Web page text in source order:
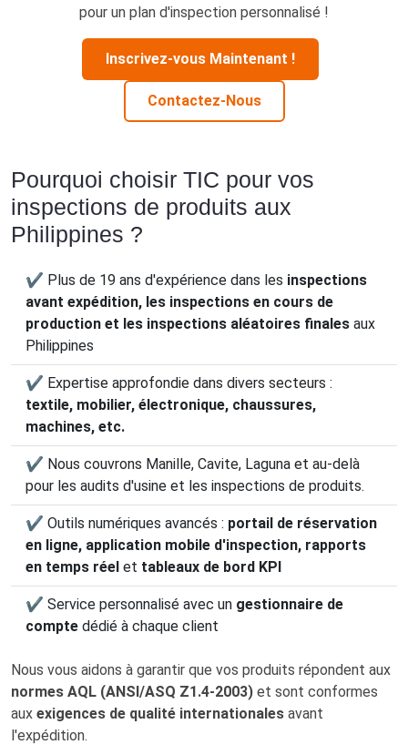
pour un plan d'inspection personnalisé !
Inscrivez-vous Maintenant !
Contactez-Nous
Pourquoi choisir TIC pour vos
inspections de produits aux
Philippines ?
✔ Plus de 19 ans d'expérience dans les inspections
avant expédition, les inspections en cours de
production et les inspections aléatoires finales aux
Philippines
✔ Expertise approfondie dans divers secteurs :
textile, mobilier, électronique, chaussures,
machines, etc.
✔ Nous couvrons Manille, Cavite, Laguna et au-delà
pour les audits d'usine et les inspections de produits.
✔ Outils numériques avancés : portail de réservation
en ligne, application mobile d'inspection, rapports
en temps réel et tableaux de bord KPI
✔ Service personnalisé avec un gestionnaire de
compte dédié à chaque client
Nous vous aidons à garantir que vos produits répondent aux
normes AQL (ANSI/ASQ Z1.4-2003) et sont conformes
aux exigences de qualité internationales avant
l'expédition.